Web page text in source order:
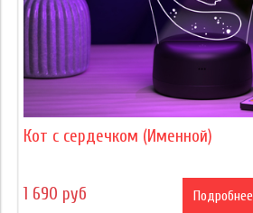
Кот с сердечком (Именной)
1 690 руб Подробнее